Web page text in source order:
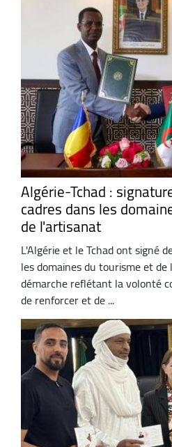
Algérie-Tchad :
cadres dans les
de l'artisanat
L'Algérie et le Tchad ont signé
les domaines du tourisme et
démarche reflétant la volonté
de renforcer et de ...